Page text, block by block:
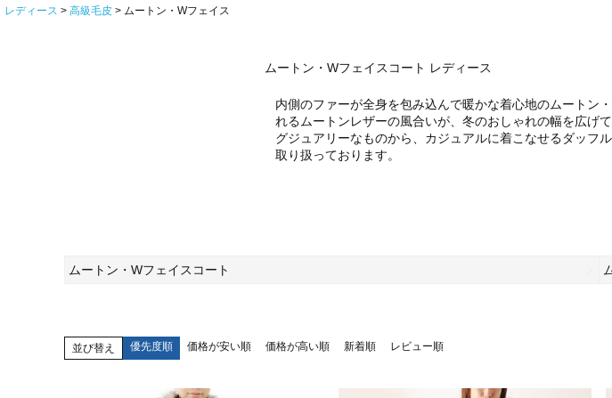
レディース 高級毛皮 ムートン・Wフェイス
ムートン・Wフェイスコート レディース
内側のファーが全身を包み込んで暖かな着心地のムートン
れるムートンレザーの風合いが、冬のおしゃれの幅を広げ
グジュアリーなものから、カジュアルに着こなせるダッフ
取り扱っております。
ムートン・Wフェイスコート
並び替え 優先度順 価格が安い順 価格が高い順 新着順 レビュー順